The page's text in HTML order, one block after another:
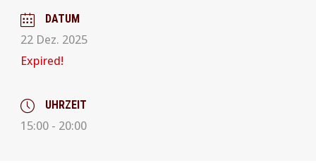
DATUM
22 Dez. 2025
Expired!
UHRZEIT
15:00 - 20:00